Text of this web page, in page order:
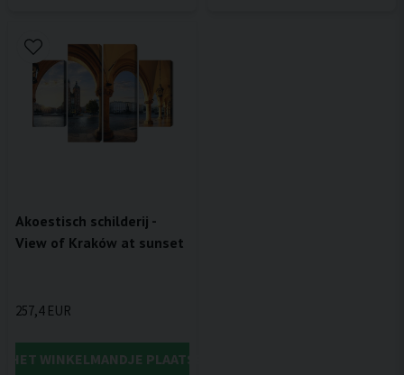
Akoestisch schilderij -
View of Kraków at sunset
257,4 EUR
HET WINKELMANDJE PLAATSEN